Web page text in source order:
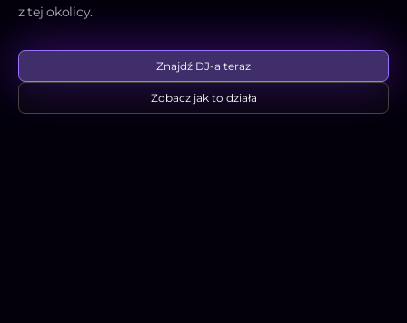
z tej okolicy.
Znajdź DJ-a teraz
Zobacz jak to działa